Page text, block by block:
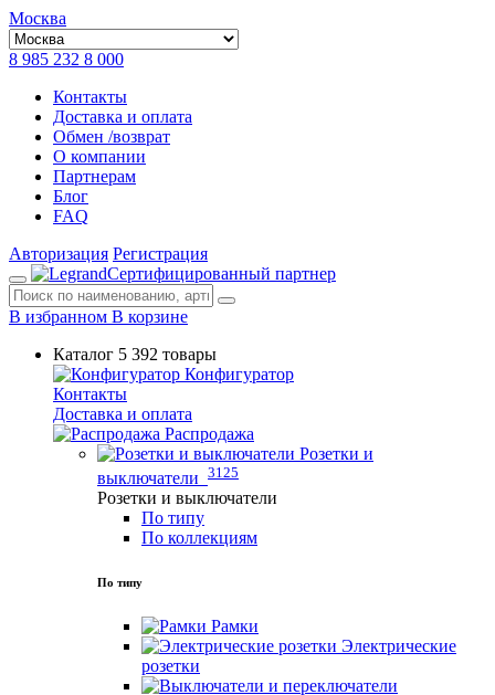
Москва
8 985 232 8 000
Контакты
Доставка и оплата
Обмен /возврат
О компании
Партнерам
Блог
FAQ
Авторизация Регистрация
Сертифицированный партнер
В избранном В корзине
Каталог 5 392 товары
Конфигуратор
Контакты
Доставка и оплата
Распродажа
Розетки и
выключатели 3125
Розетки и выключатели
По типу
По коллекциям
По типу
Рамки
Электрические
розетки